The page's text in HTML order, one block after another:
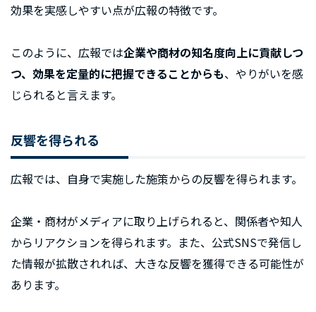
効果を実感しやすい点が広報の特徴です。
このように、広報では企業や商材の知名度向上に貢献しつ
つ、効果を定量的に把握できることからも、やりがいを感
じられると言えます。
反響を得られる
広報では、自身で実施した施策からの反響を得られます。
企業・商材がメディアに取り上げられると、関係者や知人
からリアクションを得られます。また、公式SNSで発信し
た情報が拡散されれば、大きな反響を獲得できる可能性が
あります。